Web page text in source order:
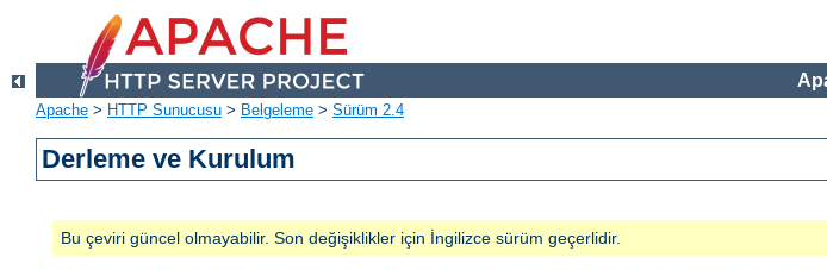
Apache > HTTP Sunucusu > Belgeleme > Sürüm 2.4
Derleme ve Kurulum
Bu çeviri güncel olmayabilir. Son değişiklikler için İngilizce sürüm geçerlidir.